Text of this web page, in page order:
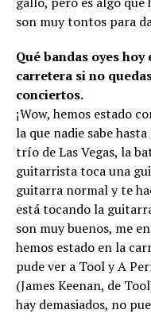
son muy tontos para
Qué bandas oyes
carretera si no
conciertos.
¡Wow, hemos estado
la que nadie sabe
trío de Las Vegas, la
guitarrista toca una
guitarra normal y te
está tocando la
son muy buenos, me
hemos estado en la
pude ver a Tool y A
(James Keenan, de
hay demasiados, no